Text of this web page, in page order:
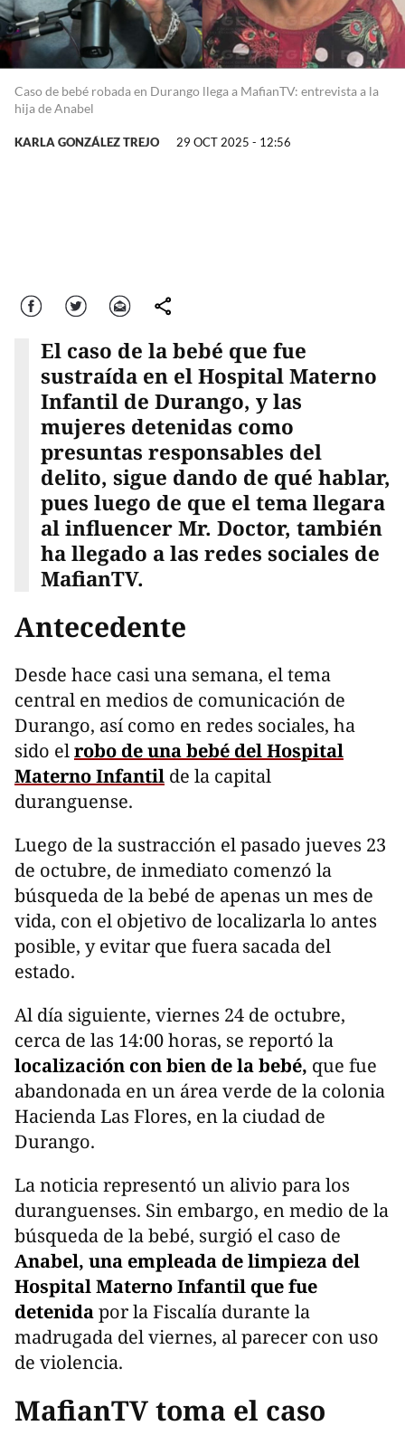
Caso de bebé robada en Durango llega a MafianTV: entrevista a la
hija de Anabel
KARLA GONZÁLEZ TREJO 29 OCT 2025 - 12:56
Facebook Twitter Correo comparte
El caso de la bebé que fue
sustraída en el Hospital Materno
Infantil de Durango, y las
mujeres detenidas como
presuntas responsables del
delito, sigue dando de qué hablar,
pues luego de que el tema llegara
al influencer Mr. Doctor, también
ha llegado a las redes sociales de
MafianTV.
Antecedente
Desde hace casi una semana, el tema
central en medios de comunicación de
Durango, así como en redes sociales, ha
sido elrobo de una bebé del Hospital
Materno Infantil de la capital
duranguense.
Luego de la sustracción el pasado jueves 23
de octubre, de inmediato comenzó la
búsqueda de la bebé de apenas un mes de
vida, con el objetivo de localizarla lo antes
posible, y evitar que fuera sacada del
estado.
Al día siguiente, viernes 24 de octubre,
cerca de las 14:00 horas, se reportó la
localización con bien de la bebé, que fue
abandonada en un área verde de la colonia
Hacienda Las Flores, en la ciudad de
Durango.
La noticia representó un alivio para los
duranguenses. Sin embargo, en medio de la
búsqueda de la bebé, surgió el caso de
Anabel, una empleada de limpieza del
Hospital Materno Infantil que fue
detenidapor la Fiscalía durante la
madrugada del viernes, al parecer con uso
de violencia.
MafianTV toma el caso